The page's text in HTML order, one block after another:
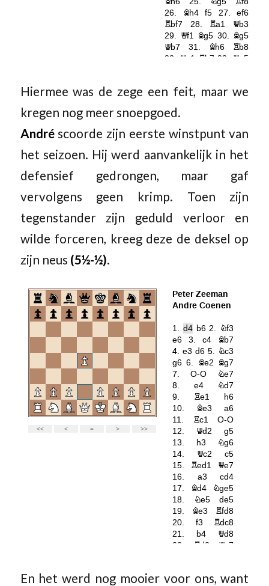
Hiermee was de zege een feit, maar we
kregen nog meer snoepgoed.
André scoorde zijn eerste winstpunt van
het seizoen. Hij werd aanvankelijk in het
defensief gedrongen, maar gaf
vervolgens geen krimp. Toen zijn
tegenstander zijn geduld verloor en
wilde forceren, kreeg deze de deksel op
zijn neus (5½-½).
En het werd nog mooier voor ons, want